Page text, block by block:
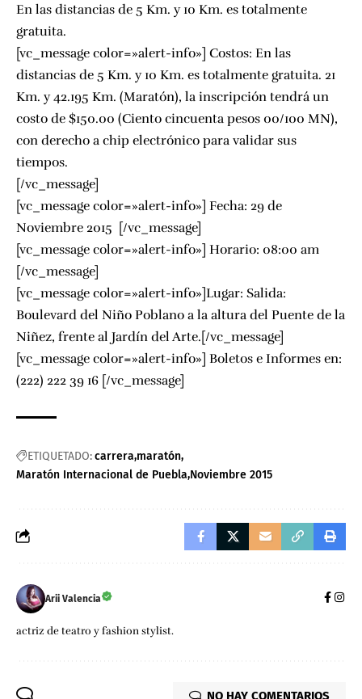
En las distancias de 5 Km. y 10 Km. es totalmente
gratuita.
[vc_message color=»alert-info»] Costos: En las
distancias de 5 Km. y 10 Km. es totalmente gratuita. 21
Km. y 42.195 Km. (Maratón), la inscripción tendrá un
costo de $150.00 (Ciento cincuenta pesos 00/100 MN),
con derecho a chip electrónico para validar sus
tiempos.
[/vc_message]
[vc_message color=»alert-info»] Fecha: 29 de
Noviembre 2015 [/vc_message]
[vc_message color=»alert-info»] Horario: 08:00 am
[/vc_message]
[vc_message color=»alert-info»]Lugar: Salida:
Boulevard del Niño Poblano a la altura del Puente de la
Niñez, frente al Jardín del Arte.[/vc_message]
[vc_message color=»alert-info»] Boletos e Informes en:
(222) 222 39 16 [/vc_message]
ETIQUETADO:carrera maratón
Maratón Internacional de Puebla Noviembre 2015
Arii Valencia
actriz de teatro y fashion stylist.
NO HAY COMENTARIOS